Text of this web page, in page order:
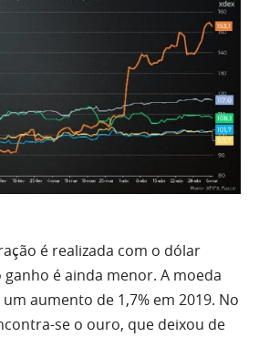
é realizada com o dólar
é ainda menor. A moeda
aumento de 1,7% em 2019. No
se o ouro, que deixou de